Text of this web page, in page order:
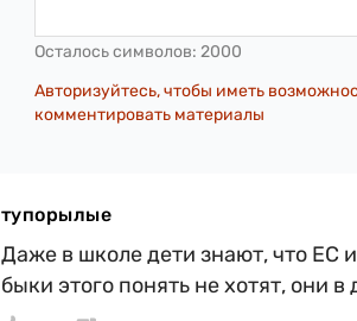
Осталось символов: 2000
Авторизуйтесь, чтобы иметь
комментировать материалы
тупорылые
Даже в школе дети знают, что ЕС
быки этого понять не хотят, они